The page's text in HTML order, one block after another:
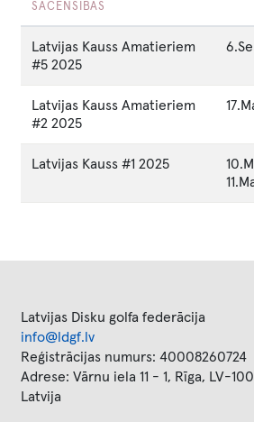
SACENSĪBAS
Latvijas Kauss Amatieriem
#5 2025
Latvijas Kauss Amatieriem
#2 2025
Latvijas Kauss #1 2025
Latvijas Disku golfa federācija
info@ldgf.lv
Reģistrācijas numurs: 40008260724
Adrese: Vārnu iela 11 - 1, Rīga, LV-
Latvija